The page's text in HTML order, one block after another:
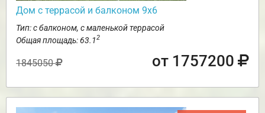
Дом с террасой и балконом 9х6
Тип: с балконом, с маленькой террасой
Общая площадь: 63.12
1845050 от 1757200